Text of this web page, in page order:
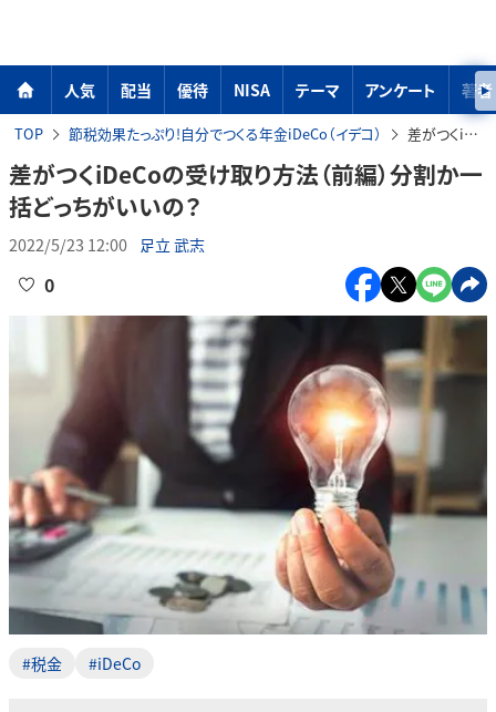
人気 配当 優待 NISA テーマ アンケート 著者
TOP 節税効果たっぷり!自分でつくる年金iDeCo（イデコ） 差がつくiDeCoの受け取り方法（前編）分割か一括どっちがいいの？
差がつくiDeCoの受け取り方法（前編）分割か一
括どっちがいいの？
2022/5/23 12:00 足立 武志
0
#税金 #iDeCo